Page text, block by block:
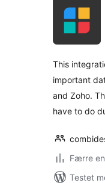
This
important
and Zoho.
have to do
Færre
Testet